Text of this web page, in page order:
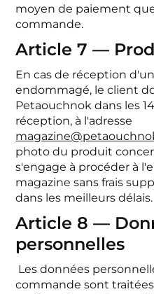
moyen de paiement
commande.
Article 7 —
En cas de réception
endommagé, le client
Petaouchnok dans les
réception, à l'adresse
photo du produit
s'engage à procéder à
magazine sans frais
dans les meilleurs délais.
Article 8 —
personnelles
Les données
commande sont traitées